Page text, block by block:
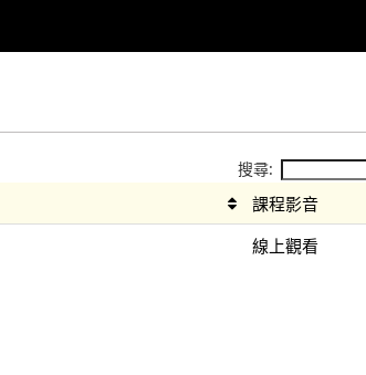
搜尋:
課程影音
線上觀看